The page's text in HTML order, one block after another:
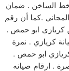
الساخن . ضمان
.كما أن رقم
كريازي ابو حمص .
كريازي . نمرة
ابو حمص .
. ارقام صيانه